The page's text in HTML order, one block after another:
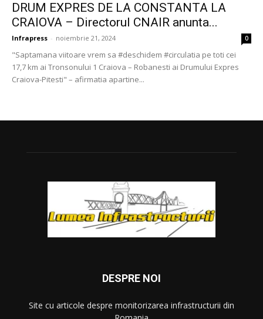
DRUM EXPRES DE LA CONSTANTA LA
CRAIOVA – Directorul CNAIR anunta...
Infrapress - noiembrie 21, 2024 0
"Saptamana viitoare vrem sa #deschidem #circulatia pe toti cei
17,7 km ai Tronsonului 1 Craiova – Robanesti ai Drumului Expres
Craiova-Pitesti" – afirmatia apartine...
DESPRE NOI
Site cu articole despre monitorizarea infrastructurii din